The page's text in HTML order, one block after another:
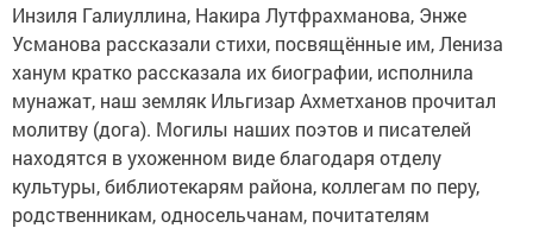
Инзиля Галиуллина, Накира Лутфрахманова, Энже
Усманова рассказали стихи, посвящённые им, Лениза
ханум кратко рассказала их биографии, исполнила
мунажат, наш земляк Ильгизар Ахметханов прочитал
молитву (дога). Могилы наших поэтов и писателей
находятся в ухоженном виде благодаря отделу
культуры, библиотекарям района, коллегам по перу,
родственникам, односельчанам, почитателям